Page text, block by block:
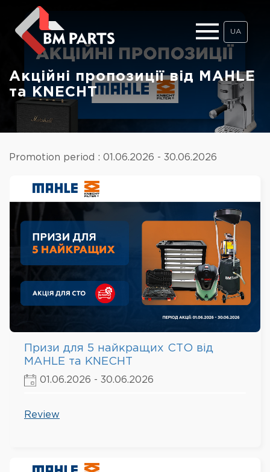
UA
Акційні пропозиції від MAHLE
та KNECHT
Promotion period : 01.06.2026 - 30.06.2026
Призи для 5 найкращих СТО від
MAHLE та KNECHT
01.06.2026 - 30.06.2026
Review